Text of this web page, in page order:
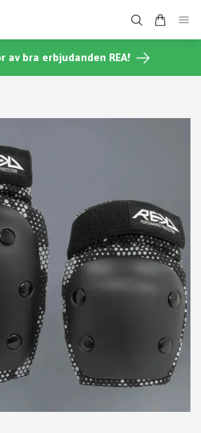
av bra erbjudanden REA!